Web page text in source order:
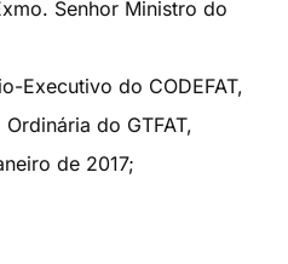
Senhor Ministro do
Executivo do CODEFAT,
do GTFAT,
de 2017;